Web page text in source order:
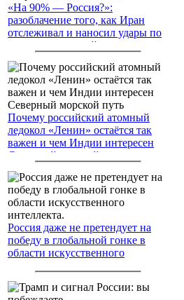
«На 90% — Россия?»:
разоблачение того, как Иран
отслеживал и наносил удары по
американским войскам
Почему российский атомный
ледокол «Ленин» остаётся так
важен и чем Индии интересен
Северный морской путь
Россия даже не претендует на
победу в глобальной гонке в
области искусственного